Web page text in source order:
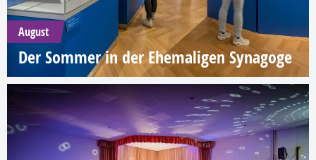
August
Der Sommer in der Ehemaligen Synagoge